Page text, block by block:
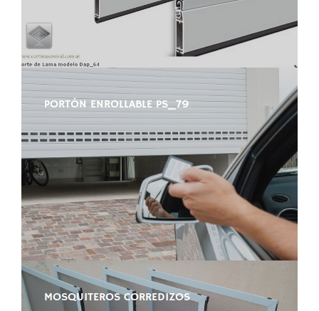
PORTÓN ENROLLABLE PS_79
MOSQUITEROS CORREDIZOS